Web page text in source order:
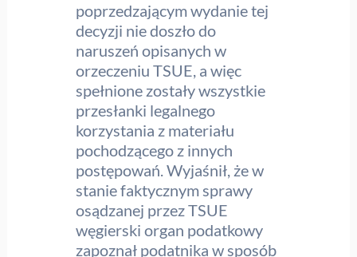
poprzedzającym wydanie tej
decyzji nie doszło do
naruszeń opisanych w
orzeczeniu TSUE, a więc
spełnione zostały wszystkie
przesłanki legalnego
korzystania z materiału
pochodzącego z innych
postępowań. Wyjaśnił, że w
stanie faktycznym sprawy
osądzanej przez TSUE
węgierski organ podatkowy
zapoznał podatnika w sposób